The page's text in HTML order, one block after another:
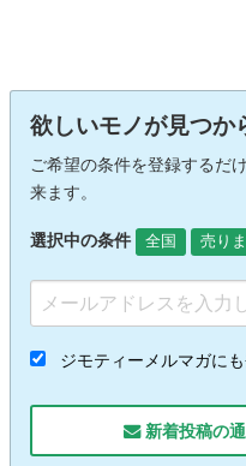
欲しいモノが見つか
ご希望の条件を登録するだ
来ます。
選択中の条件 全国 売り
ジモティーメルマガに
新着投稿の